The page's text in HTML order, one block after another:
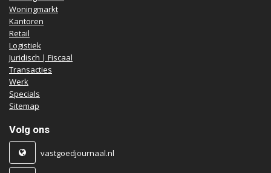
Woningmarkt
Kantoren
Retail
Logistiek
Juridisch | Fiscaal
Transacties
Werk
Specials
Sitemap
Volg ons
vastgoedjournaal.nl